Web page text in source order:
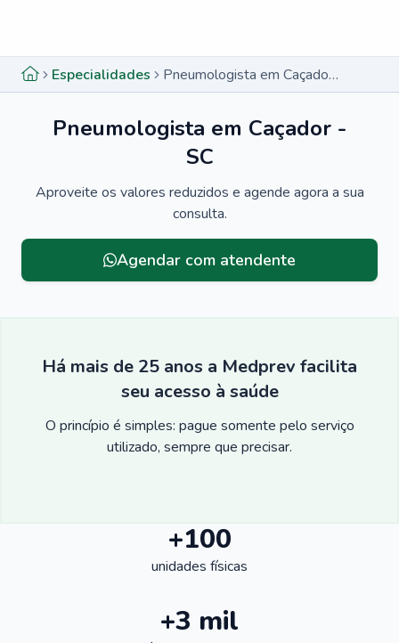
Especialidades Pneumologista em Caçador - SC
Pneumologista em Caçador -
SC
Aproveite os valores reduzidos e agende agora a sua
consulta.
Agendar com atendente
Há mais de 25 anos a Medprev facilita
seu acesso à saúde
O princípio é simples: pague somente pelo serviço
utilizado, sempre que precisar.
+100
unidades físicas
+3 mil